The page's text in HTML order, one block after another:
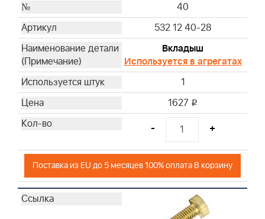
40
532 12 40-28
Вкладыш
Используется в агрегатах
1
1627 i
- +
Поставка из EU до 5 месяцев 100% оплата В корзину